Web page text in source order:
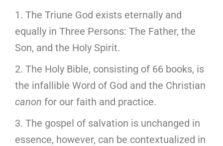
1. The Triune God exists eternally and
equally in Three Persons: The Father, the
Son, and the Holy Spirit.
2. The Holy Bible, consisting of 66 books, is
the infallible Word of God and the Christian
canon for our faith and practice.
3. The gospel of salvation is unchanged in
essence, however, can be contextualized in